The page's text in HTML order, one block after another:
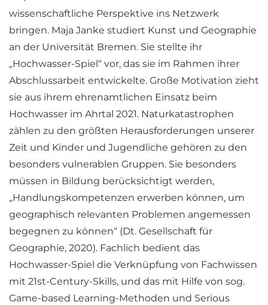
wissenschaftliche Perspektive ins Netzwerk
bringen. Maja Janke studiert Kunst und Geographie
an der Universität Bremen. Sie stellte ihr
„Hochwasser-Spiel“ vor, das sie im Rahmen ihrer
Abschlussarbeit entwickelte. Große Motivation zieht
sie aus ihrem ehrenamtlichen Einsatz beim
Hochwasser im Ahrtal 2021. Naturkatastrophen
zählen zu den größten Herausforderungen unserer
Zeit und Kinder und Jugendliche gehören zu den
besonders vulnerablen Gruppen. Sie besonders
müssen in Bildung berücksichtigt werden,
„Handlungskompetenzen erwerben können, um
geographisch relevanten Problemen angemessen
begegnen zu können“ (Dt. Gesellschaft für
Geographie, 2020). Fachlich bedient das
Hochwasser-Spiel die Verknüpfung von Fachwissen
mit 21st-Century-Skills, und das mit Hilfe von sog.
Game-based Learning-Methoden und Serious